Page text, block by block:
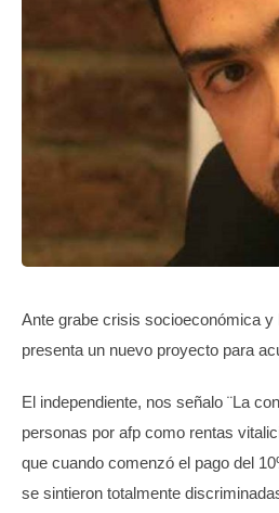
GALERIA DE FOTOS
APP MÓVIL
Ante grabe crisis socioeconómica y
presenta un nuevo proyecto para
El independiente, nos señalo ¨La
personas por afp como rentas
que cuando comenzó el pago del
se sintieron totalmente